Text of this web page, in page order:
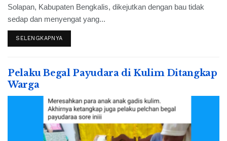
Solapan, Kabupaten Bengkalis, dikejutkan dengan bau tidak
sedap dan menyengat yang...
SELENGKAPNYA
Pelaku Begal Payudara di Kulim Ditangkap
Warga